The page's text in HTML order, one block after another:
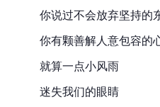
你说过不会放弃坚持的
你有颗善解人意包容的
就算一点小风雨
迷失我们的眼睛